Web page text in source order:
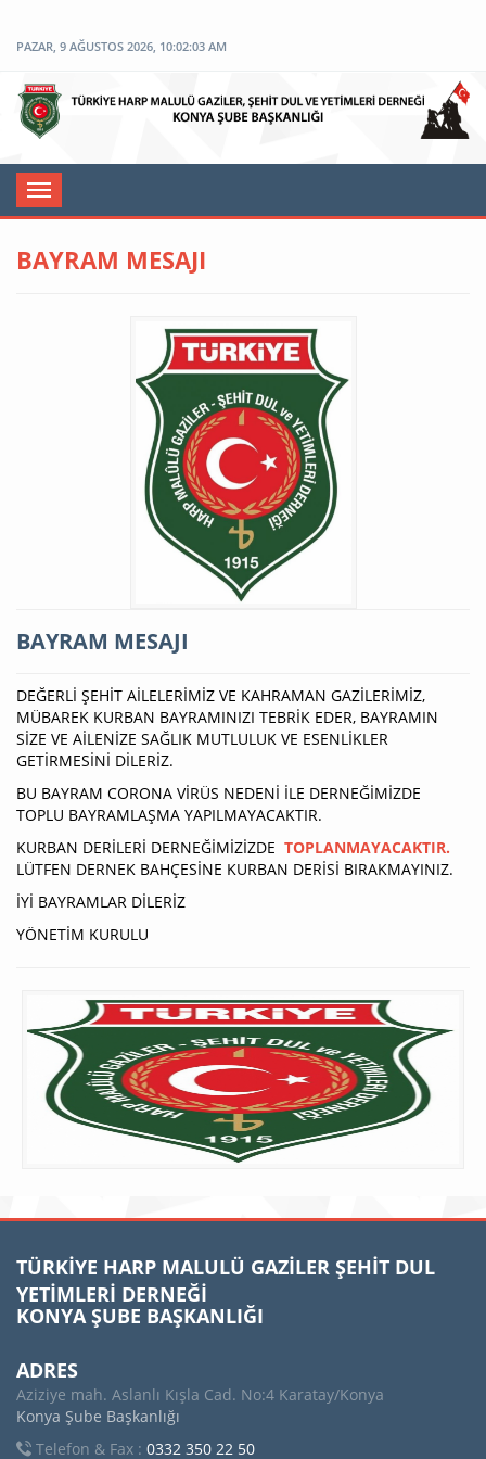
PAZAR, 9 AĞUSTOS 2026, 10:02:03 AM
Toggle
navigation
BAYRAM MESAJI
BAYRAM MESAJI
DEĞERLİ ŞEHİT AİLELERİMİZ VE KAHRAMAN GAZİLERİMİZ,
MÜBAREK KURBAN BAYRAMINIZI TEBRİK EDER, BAYRAMIN
SİZE VE AİLENİZE SAĞLIK MUTLULUK VE ESENLİKLER
GETİRMESİNİ DİLERİZ.
BU BAYRAM CORONA VİRÜS NEDENİ İLE DERNEĞİMİZDE
TOPLU BAYRAMLAŞMA YAPILMAYACAKTIR.
KURBAN DERİLERİ DERNEĞİMİZİZDE TOPLANMAYACAKTIR.
LÜTFEN DERNEK BAHÇESİNE KURBAN DERİSİ BIRAKMAYINIZ.
İYİ BAYRAMLAR DİLERİZ
YÖNETİM KURULU
TÜRKİYE HARP MALULÜ GAZİLER ŞEHİT DUL
YETİMLERİ DERNEĞİ
KONYA ŞUBE BAŞKANLIĞI
ADRES
Aziziye mah. Aslanlı Kışla Cad. No:4 Karatay/Konya
Konya Şube Başkanlığı
Telefon & Fax : 0332 350 22 50